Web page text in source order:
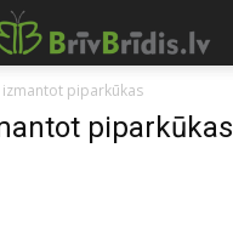
izmantot piparkūkas
piparkūkas